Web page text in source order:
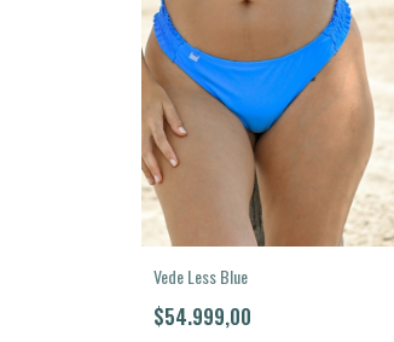
Vede Less Blue
$54.999,00